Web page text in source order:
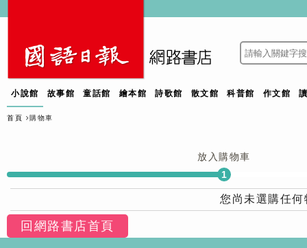
小說館 故事館 童話館 繪本館 詩歌館 散文館 科普館 作文館
首頁 購物車
放入購物車
您尚未選購任
回網路書店首頁